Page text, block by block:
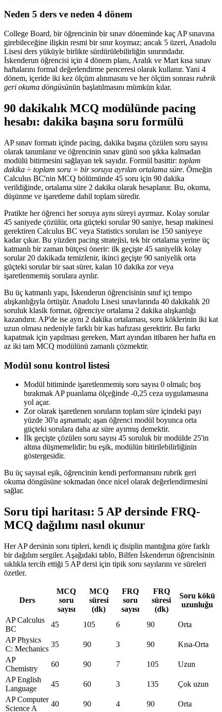
Neden 5 ders ve neden 4 dönem
College Board, bir öğrencinin bir sınav döneminde kaç AP sınavına
girebileceğine ilişkin resmi bir sınır koymaz; ancak 5 üzeri, Anadolu
Lisesi ders yüküyle birlikte sürdürülebilirliğin sınırındadır.
İskenderun öğrencisi için 4 dönem planı, Aralık ve Mart kısa sınav
haftalarını formal değerlendirme penceresi olarak kullanır. Yani 4
dönem, içeride iki kez ölçüm alınmasını ve her ölçüm sonrası rubrik
geri okuma döngüsünün başlatılmasını mümkün kılar.
90 dakikalık MCQ modülünde pacing
hesabı: dakika başına soru formülü
AP sınav formatı içinde pacing, dakika başına çözülen soru sayısı
olarak tanımlanır ve öğrencinin sınav günü son şıkka kalmadan
modülü bitirmesini sağlayan tek sayıdır. Formül basittir: toplam
dakika ÷ toplam soru = bir soruya ayrılan ortalama süre. Örneğin
Calculus BC'nin MCQ bölümünde 45 soru için 90 dakika
verildiğinde, ortalama süre 2 dakika olarak hesaplanır. Bu, okuma,
düşünme ve işaretleme dahil toplam süredir.
Pratikte her öğrenci her soruya aynı süreyi ayırmaz. Kolay sorular
45 saniyede çözülür, orta güçteki sorular 90 saniye, hesap makinesi
gerektiren Calculus BC veya Statistics soruları ise 150 saniyeye
kadar çıkar. Bu yüzden pacing stratejisi, tek bir ortalama yerine üç
katmanlı bir zaman bütçesi önerir: ilk geçişte 45 saniyelik kolay
sorular 20 dakikada temizlenir, ikinci geçişte 90 saniyelik orta
güçteki sorular bir saat sürer, kalan 10 dakika zor veya
işaretlenmemiş sorulara ayrılır.
Bu üç katmanlı yapı, İskenderun öğrencisinin sınıf içi tempo
alışkanlığıyla örtüşür. Anadolu Lisesi sınavlarında 40 dakikalık 20
soruluk klasik format, öğrenciye ortalama 2 dakika alışkanlığı
kazandırır. AP'de ise aynı 2 dakika ortalaması, soru köklerinin iki kat
uzun olması nedeniyle farklı bir kas hafızası gerektirir. Bu farkı
kapatmak için yapılması gereken, Mart ayından itibaren her hafta en
az iki tam MCQ modülünü zamanlı çözmektir.
Modül sonu kontrol listesi
Modül bitiminde işaretlenmemiş soru sayısı 0 olmalı; boş
bırakmak AP puanlama ölçeğinde -0,25 ceza uygulamasına
yol açar.
Zor olarak işaretlenen soruların toplam süre içindeki payı
yüzde 30'u aşmamalı; aşan öğrenci modül boyunca orta
güçteki sorulara daha az süre ayırmış demektir.
İlk geçişte çözülen soru sayısı 45 soruluk bir modülde 25'in
altına düşmemelidir; bu eşik, modülün bitirilebilirliğinin
göstergesidir.
Bu üç sayısal eşik, öğrencinin kendi performansını rubrik geri
okuma döngüsüne sokmadan önce nicel olarak değerlendirmesini
sağlar.
Soru tipi haritası: 5 AP dersinde FRQ-
MCQ dağılımı nasıl okunur
Her AP dersinin soru tipleri, kendi iç disiplin mantığına göre farklı
bir dağılım sergiler. Aşağıdaki tablo, Bilfen İskenderun öğrencisinin
sıklıkla tercih ettiği 5 AP dersi için tipik soru sayılarını ve süreleri
özetler.
Ders
MCQ
soru
sayısı
MCQ
süresi
(dk)
FRQ
soru
sayısı
FRQ
süresi
(dk)
Soru kökü
uzunluğu
AP Calculus
BC
45 105 6 90
Orta
AP Physics
C: Mechanics
35 90 3 90
Kısa-Orta
AP
Chemistry
60 90 7 105
Uzun
AP English
Language
45 60 3 135
Çok uzun
AP Computer
Science A
40 90 4 90 Orta